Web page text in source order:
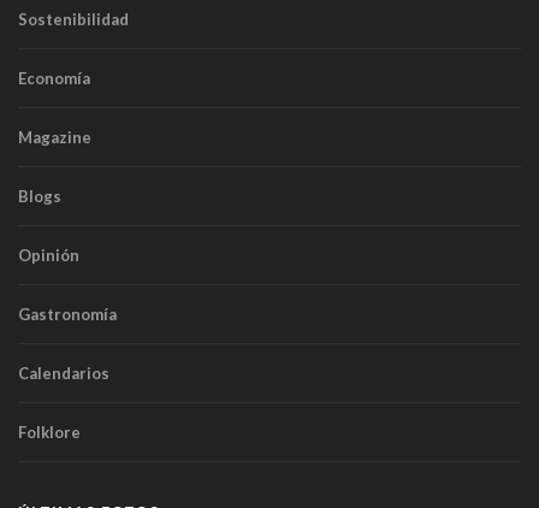
Sostenibilidad
Economía
Magazine
Blogs
Opinión
Gastronomía
Calendarios
Folklore